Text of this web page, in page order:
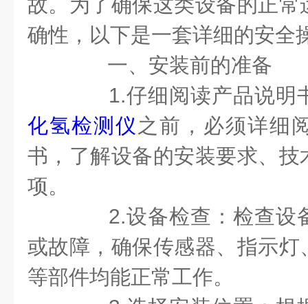
确性，以下是一套详细的安全
一、安装前的准备
1.仔细阅读产品说明
化氢检测仪 之前，必须详细
书，了解设备的安装要求、
项。
2.设备检查：检查设
或故障，确保传感器、指示
等部件均能正常工作。